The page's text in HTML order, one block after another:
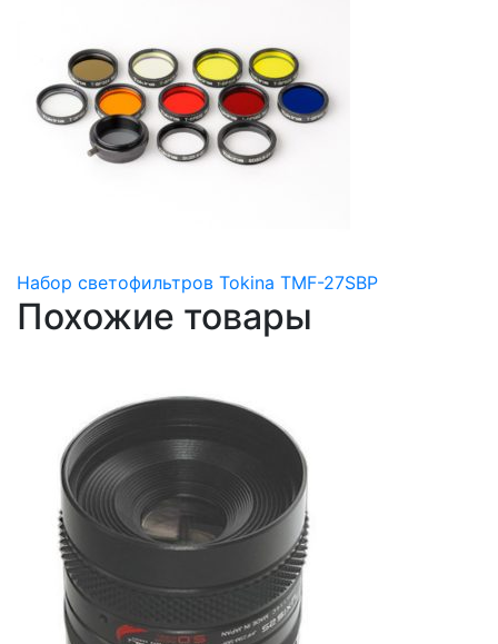
Набор светофильтров Tokina TMF-27SBP
Похожие товары